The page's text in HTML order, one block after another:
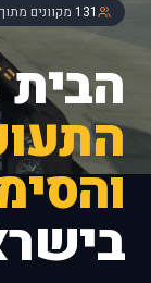
131 מקוונים מתוך 751 חברי דיסקורד